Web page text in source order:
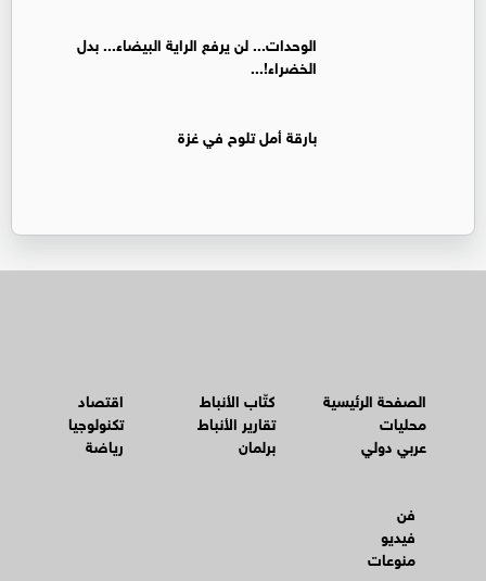
الوحدات... لن يرفع الراية البيضاء... بدل
الخضراء!...
بارقة أمل تلوح في غزة
الصفحة الرئيسية
محليات
عربي دولي
كتّاب الأنباط
تقارير الأنباط
برلمان
اقتصاد
تكنولوجيا
رياضة
فن
فيديو
منوعات